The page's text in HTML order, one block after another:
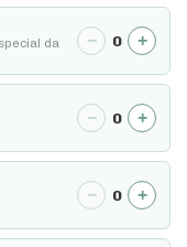
da
− 0 +
− 0 +
− 0 +